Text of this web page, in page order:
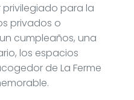
privilegiado para la
privados o
cumpleaños, una
los espacios
de La Ferme